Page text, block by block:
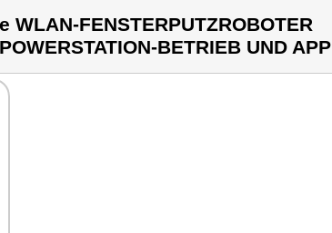
FENSTERPUTZROBOTER
BETRIEB UND APP